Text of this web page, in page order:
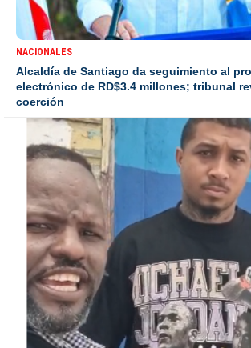
NACIONALES
Alcaldía de Santiago da seguimiento al
electrónico de RD$3.4 millones; tribunal
coerción